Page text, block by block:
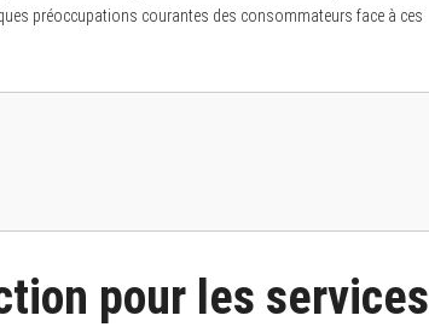
préoccupations courantes des consommateurs face à ces
pour les services